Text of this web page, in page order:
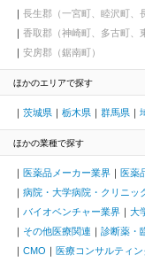
長生郡（一宮町、睦沢町、
香取郡（神崎町、多古町、
安房郡（鋸南町）
ほかのエリアで探す
茨城県 栃木県 群馬県
ほかの業種で探す
医薬品メーカー業界 医薬
病院・大学病院・クリニッ
バイオベンチャー業界
大
その他医療関連
診断薬・
CMO
医療コンサルティン